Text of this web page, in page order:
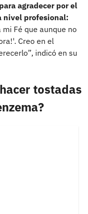
agradecer por el
nivel profesional:
Fé que aunque no
Creo en el
indicó en su
tostadas